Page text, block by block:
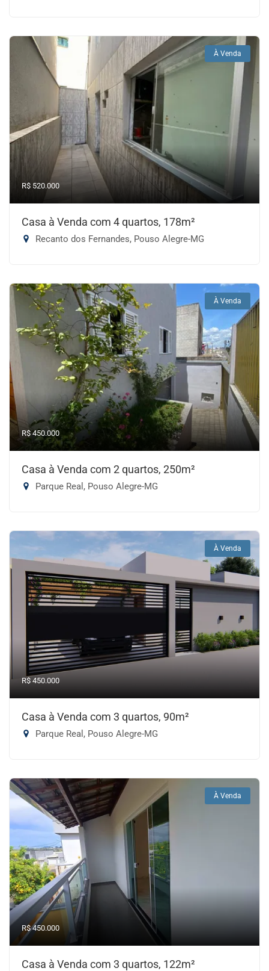
À Venda
R$ 520.000
Casa à Venda com 4 quartos, 178m²
Recanto dos Fernandes, Pouso Alegre-MG
À Venda
R$ 450.000
Casa à Venda com 2 quartos, 250m²
Parque Real, Pouso Alegre-MG
À Venda
R$ 450.000
Casa à Venda com 3 quartos, 90m²
Parque Real, Pouso Alegre-MG
À Venda
R$ 450.000
Casa à Venda com 3 quartos, 122m²